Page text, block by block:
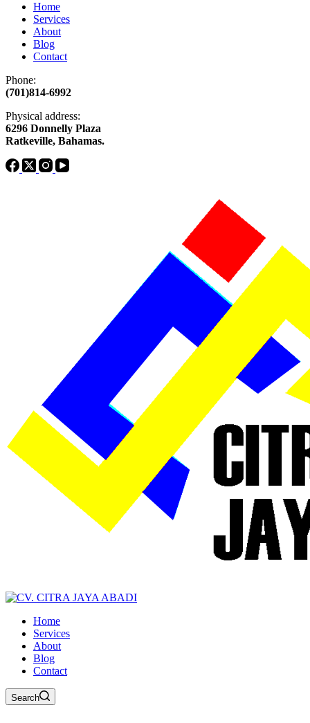
Home
Services
About
Blog
Contact
Phone:
(701)814-6992
Physical address:
​6296 Donnelly Plaza
Ratkeville, ​Bahamas.
Home
Services
About
Blog
Contact
Search